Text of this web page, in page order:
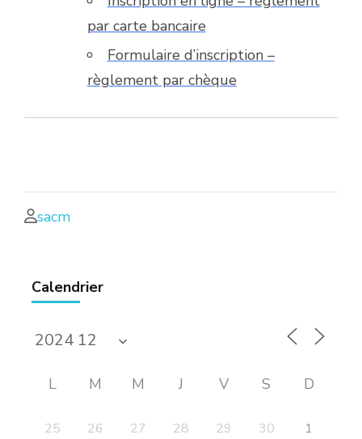
par carte bancaire
Formulaire d’inscription –
règlement par chèque
sacm
Calendrier
L M M J V S D
25 26 27 28 29 30 1